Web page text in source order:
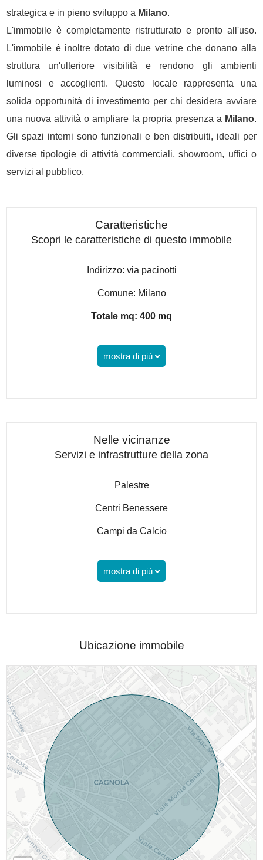
strategica e in pieno sviluppo a Milano.
L'immobile è completamente ristrutturato e pronto all'uso.
L'immobile è inoltre dotato di due vetrine che donano alla
struttura un'ulteriore visibilità e rendono gli ambienti
luminosi e accoglienti. Questo locale rappresenta una
solida opportunità di investimento per chi desidera avviare
una nuova attività o ampliare la propria presenza a Milano.
Gli spazi interni sono funzionali e ben distribuiti, ideali per
diverse tipologie di attività commerciali, showroom, uffici o
servizi al pubblico.
Caratteristiche
Scopri le caratteristiche di questo immobile
Indirizzo: via pacinotti
Comune: Milano
Totale mq: 400 mq
mostra di più
Nelle vicinanze
Servizi e infrastrutture della zona
Palestre
Centri Benessere
Campi da Calcio
mostra di più
Ubicazione immobile